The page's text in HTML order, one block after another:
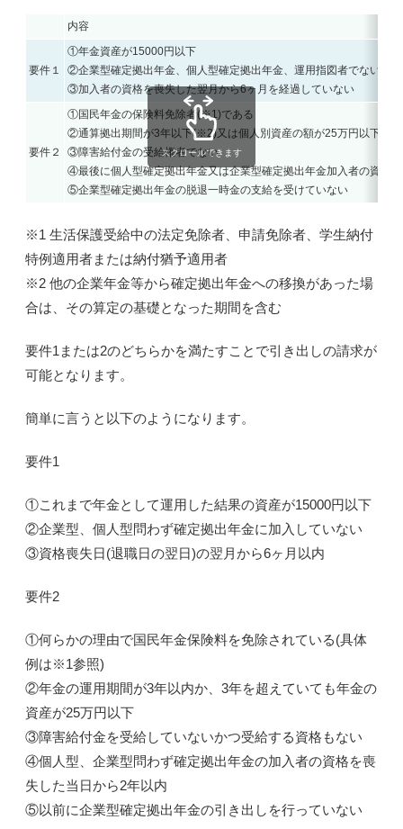
内容
要件１
①年金資産が15000円以下
②企業型確定拠出年金、個人型確定拠出年金、運用指図者でない
③加入者の資格を喪失した翌月から6ヶ月 を経過していない
要件２
①国民年金の保険料免除者(※1)である
②通算拠出期間が3年以下(※2)又は個人別資産の額が25万円以下
③障害給付金の受給権者でない
④最後に個人型確定拠出年金又は企業型確定拠出年金加入者の資格
⑤企業型確定拠出年金の脱退一時金の支給を受けていない
スクロールできます
※1 生活保護受給中の法定免除者、申請免除者、学生納付
特例適用者または納付猶予適用者
※2 他の企業年金等から確定拠出年金への移換があった場
合は、その算定の基礎となった期間を含む
要件1または2のどちらかを満たすことで引き出しの請求が
可能となります。
簡単に言うと以下のようになります。
要件1
①これまで年金として運用した結果の資産が15000円以下
②企業型、個人型問わず確定拠出年金に加入していない
③資格喪失日(退職日の翌日)の翌月から6ヶ月以内
要件2
①何らかの理由で国民年金保険料を免除されている(具体
例は※1参照)
②年金の運用期間が3年以内か、3年を超えていても年金の
資産が25万円以下
③障害給付金を受給していないかつ受給する資格もない
④個人型、企業型問わず確定拠出年金の加入者の資格を喪
失した当日から2年以内
⑤以前に企業型確定拠出年金の引き出しを行っていない